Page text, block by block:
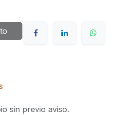
sin previo aviso.